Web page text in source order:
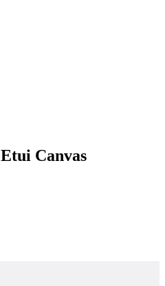
Etui Canvas